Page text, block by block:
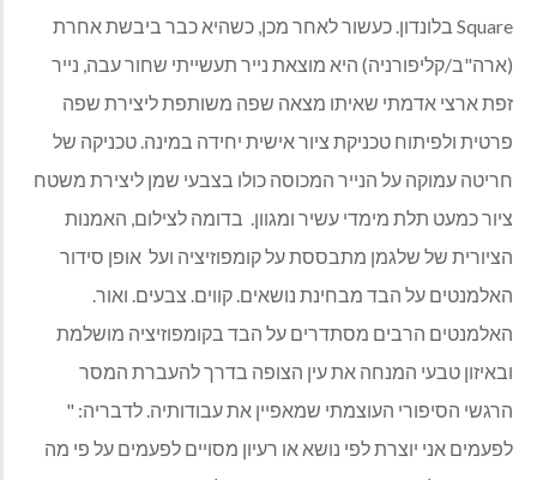
Square בלונדון. כעשור לאחר מכן, כשהיא כבר ביבשת אחרת
(ארה"ב/קליפורניה) היא מוצאת נייר תעשייתי שחור עבה, נייר
זפת ארצי אדמתי שאיתו מצאה שפה משותפת ליצירת שפה
פרטית ולפיתוח טכניקת ציור אישית יחידה במינה. טכניקה של
חריטה עמוקה על הנייר המכוסה כולו בצבעי שמן ליצירת משטח
ציור כמעט תלת מימדי עשיר ומגוון. בדומה לצילום, האמנות
הציורית של שלגמן מתבססת על קומפוזיציה ועל אופן סידור
האלמנטים על הבד מבחינת נושאים. קווים. צבעים. ואור.
האלמנטים הרבים מסתדרים על הבד בקומפוזיציה מושלמת
ובאיזון טבעי המנחה את עין הצופה בדרך להעברת המסר
הרגשי הסיפורי העוצמתי שמאפיין את עבודותיה. לדבריה: "
לפעמים אני יוצרת לפי נושא או רעיון מסויים לפעמים על פי מה